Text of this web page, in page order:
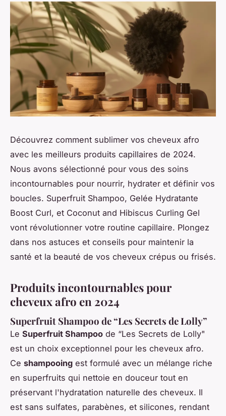
Découvrez comment sublimer vos cheveux afro
avec les meilleurs produits capillaires de 2024.
Nous avons sélectionné pour vous des soins
incontournables pour nourrir, hydrater et définir vos
boucles. Superfruit Shampoo, Gelée Hydratante
Boost Curl, et Coconut and Hibiscus Curling Gel
vont révolutionner votre routine capillaire. Plongez
dans nos astuces et conseils pour maintenir la
santé et la beauté de vos cheveux crépus ou frisés.
Produits incontournables pour
cheveux afro en 2024
Superfruit Shampoo de “Les Secrets de Lolly”
Le Superfruit Shampoo de “Les Secrets de Lolly"
est un choix exceptionnel pour les cheveux afro.
Ce shampooing est formulé avec un mélange riche
en superfruits qui nettoie en douceur tout en
préservant l'hydratation naturelle des cheveux. Il
est sans sulfates, parabènes, et silicones, rendant